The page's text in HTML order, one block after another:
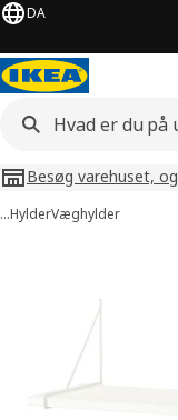
DA
Besøg varehuset,
…HylderVæghylder